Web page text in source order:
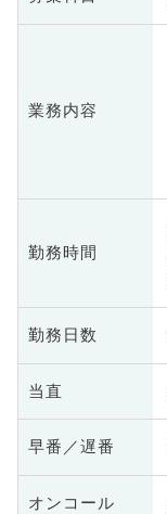
業務内容
勤務時間
勤務日数
当直
早番／遅番
オンコール